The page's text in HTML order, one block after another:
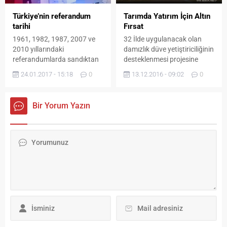
emekli ve memur zamlarının
alım gücünü korumaktan
uzak kaldığını belirterek,
“Bayburtlu ay sonunu
getirmekte zorlanıyor, kira ve
yeni tribünlerin de açık
olmaması yüzlerce
Bayburtspor taraftarının
Türkiye’nin referandum
tarihi
1961, 1982, 1987, 2007 ve
2010 yıllarındaki
referandumlarda sandıktan
çıkarken,1988'deki
sonucu çıkmıştı.
24.01.2017 - 15:18 0
Tarımda Yatırım İçin Altın
Fırsat
32 İlde uygulanacak olan
damızlık düve yetiştiriciliğinin
desteklenmesi projesine
detaylar...
13.12.2016 - 09:02 0
Bir Yorum Yazın